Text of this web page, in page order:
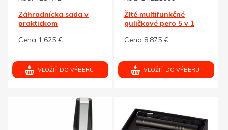
Záhradnícka sada v
praktickom
Cena 1,625 €
VLOŽIŤ DO VÝBERU
Žlté multifunkčné
guličkové pero 5 v 1
Cena 8,875 €
VLOŽIŤ DO VÝBERU